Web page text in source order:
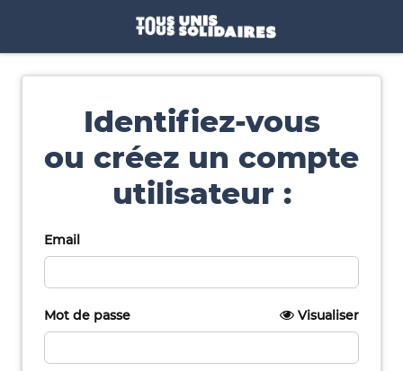
Identifiez-vous
ou créez un compte
utilisateur :
Email
Mot de passe Visualiser